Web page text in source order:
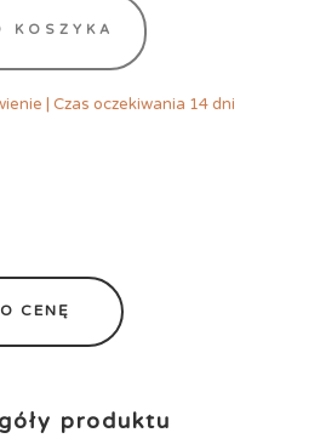
KOSZYKA
| Czas oczekiwania 14 dni
CENĘ
produktu